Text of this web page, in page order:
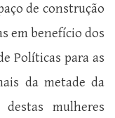
de construção
em benefício dos
Políticas para as
da metade da
mulheres